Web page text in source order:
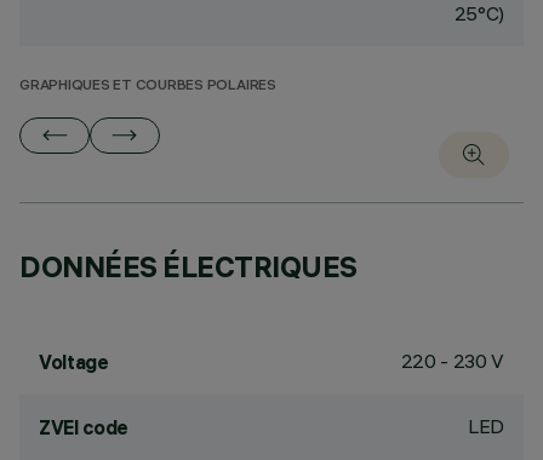
25°C)
GRAPHIQUES ET COURBES POLAIRES
DONNÉES ÉLECTRIQUES
Voltage 220 - 230 V
ZVEI code LED